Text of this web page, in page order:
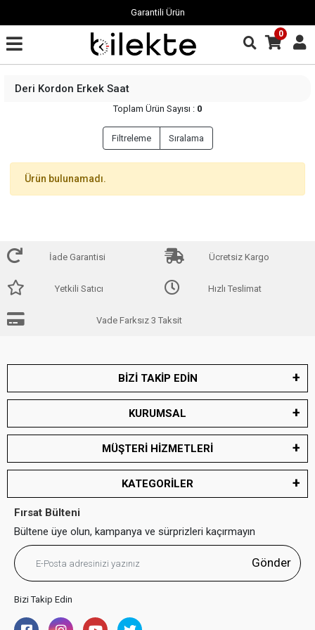
Garantili Ürün
0
Deri Kordon Erkek Saat
Toplam Ürün Sayısı : 0
Filtreleme Sıralama
Ürün bulunamadı.
İade Garantisi Ücretsiz Kargo
Yetkili Satıcı Hızlı Teslimat
Vade Farksız 3 Taksit
BİZİ TAKİP EDİN
KURUMSAL
MÜŞTERİ HİZMETLERİ
KATEGORİLER
Fırsat Bülteni
Bültene üye olun, kampanya ve sürprizleri kaçırmayın
Gönder
Bizi Takip Edin